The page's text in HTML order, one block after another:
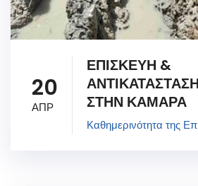
20
ΑΠΡ
ΕΠΙΣΚΕΥΗ &
ΣΤΗΝ ΚΑΜΑΡΑ
Καθημερινότητα της